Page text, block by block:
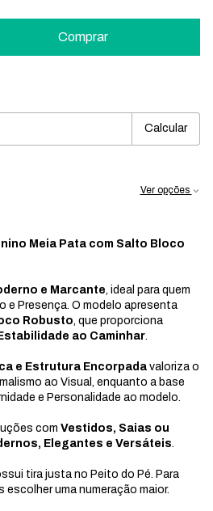
Calcular
Ver opções
Meia Pata com Salto Bloco
e Marcante, ideal para quem
e Presença. O modelo apresenta
Robusto, que proporciona
ao Caminhar.
e Estrutura Encorpada valoriza o
ao Visual, enquanto a base
e Personalidade ao modelo.
com Vestidos, Saias ou
Elegantes e Versáteis.
tira justa no Peito do Pé. Para
escolher uma numeração maior.